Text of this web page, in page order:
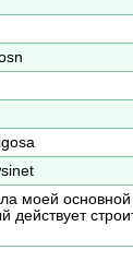
моей
действует